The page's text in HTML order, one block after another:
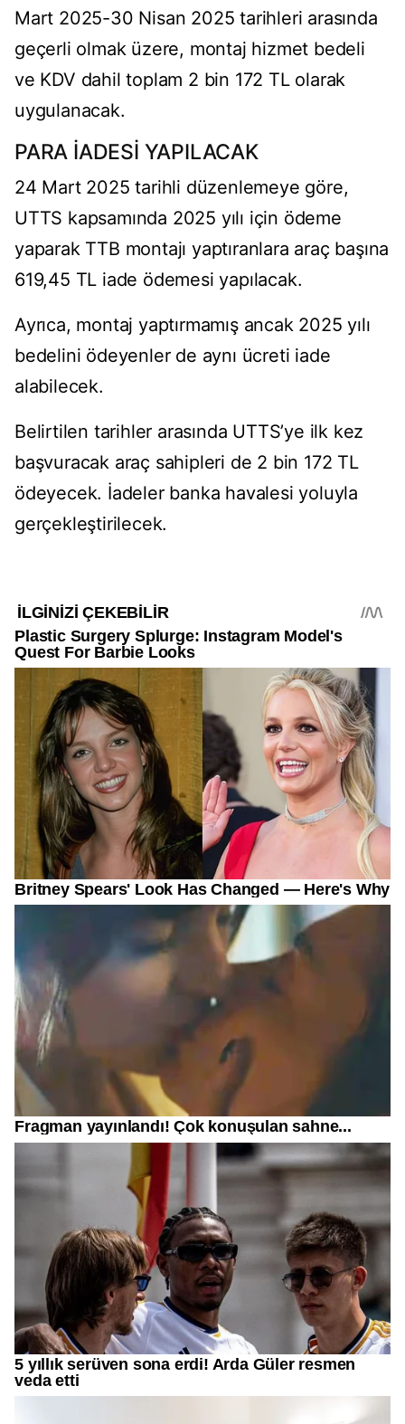
Mart 2025-30 Nisan 2025 tarihleri arasında
geçerli olmak üzere, montaj hizmet bedeli
ve KDV dahil toplam 2 bin 172 TL olarak
uygulanacak.
PARA İADESİ YAPILACAK
24 Mart 2025 tarihli düzenlemeye göre,
UTTS kapsamında 2025 yılı için ödeme
yaparak TTB montajı yaptıranlara araç başına
619,45 TL iade ödemesi yapılacak.
Ayrıca, montaj yaptırmamış ancak 2025 yılı
bedelini ödeyenler de aynı ücreti iade
alabilecek.
Belirtilen tarihler arasında UTTS’ye ilk kez
başvuracak araç sahipleri de 2 bin 172 TL
ödeyecek. İadeler banka havalesi yoluyla
gerçekleştirilecek.